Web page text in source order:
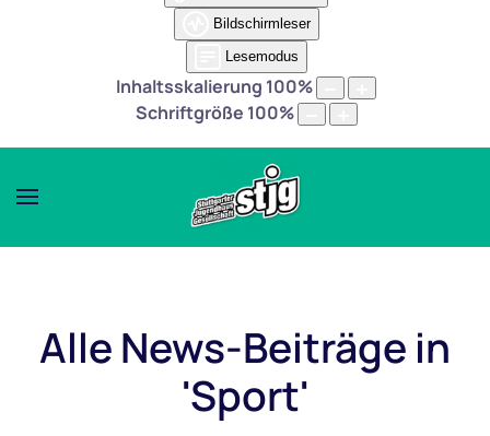
Bildschirmleser
Lesemodus
Inhaltsskalierung 100%
Schriftgröße 100%
Alle News-Beiträge in
'Sport'